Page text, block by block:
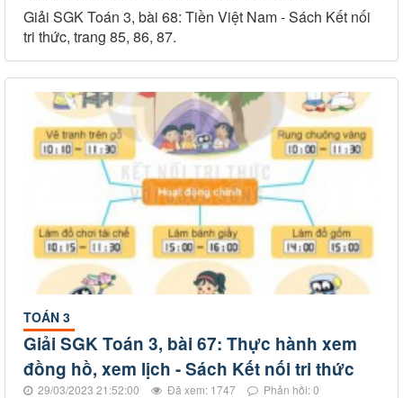
Giải SGK Toán 3, bài 68: Tiền Việt Nam - Sách Kết nối
tri thức, trang 85, 86, 87.
TOÁN 3
Giải SGK Toán 3, bài 67: Thực hành xem
đồng hồ, xem lịch - Sách Kết nối tri thức
29/03/2023 21:52:00 Đã xem: 1747 Phản hồi: 0